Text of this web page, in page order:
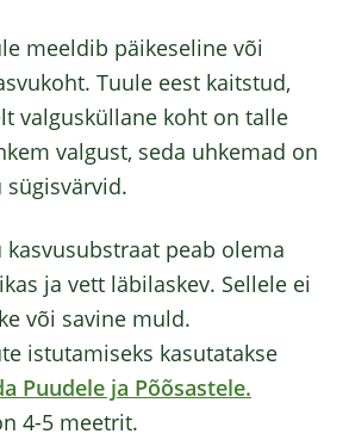
meeldib päikeseline või
Tuule eest kaitstud,
valgusküllane koht on talle
valgust, seda uhkemad on
kasvusubstraat peab olema
ja vett läbilaskev. Sellele ei
või savine muld.
istutamiseks kasutatakse
Puudele ja Põõsastele.
4-5 meetrit.